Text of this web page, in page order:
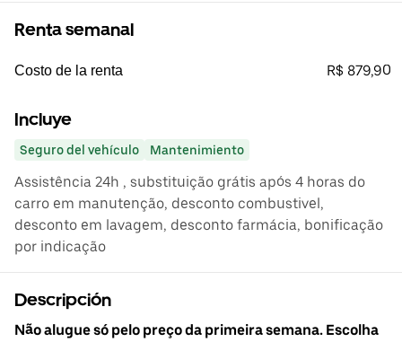
Renta semanal
Costo de la renta R$ 879,90
Incluye
Seguro del vehículo Mantenimiento
Assistência 24h , substituição grátis após 4 horas do
carro em manutenção, desconto combustivel,
desconto em lavagem, desconto farmácia, bonificação
por indicação
Descripción
Não alugue só pelo preço da primeira semana. Escolha